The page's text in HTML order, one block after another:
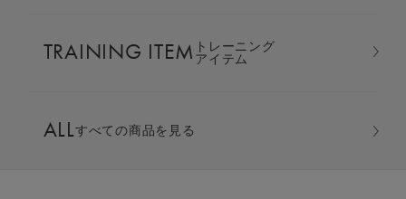
LARGE ORDER ⼤⼝注⽂窓⼝
MULTI EMS
TRAINING ITEM トレーニング
アイテム
ALLすべての商品を見る
オーバーサイズTシャツ ＆ テ